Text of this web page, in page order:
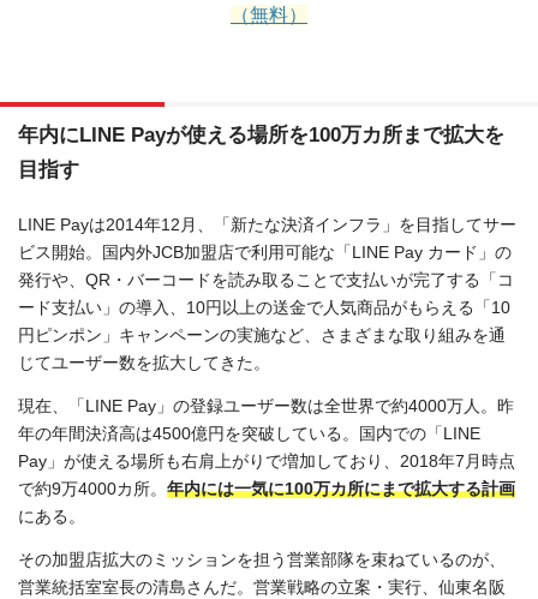
（無料）
年内にLINE Payが使える場所を100万カ所まで拡大を
目指す
LINE Payは2014年12月、「新たな決済インフラ」を目指してサー
ビス開始。国内外JCB加盟店で利用可能な「LINE Pay カード」の
発行や、QR・バーコードを読み取ることで支払いが完了する「コ
ード支払い」の導入、10円以上の送金で人気商品がもらえる「10
円ピンポン」キャンペーンの実施など、さまざまな取り組みを通
じてユーザー数を拡大してきた。
現在、「LINE Pay」の登録ユーザー数は全世界で約4000万人。昨
年の年間決済高は4500億円を突破している。国内での「LINE
Pay」が使える場所も右肩上がりで増加しており、2018年7月時点
で約9万4000カ所。 年内には一気に100万カ所にまで拡大する計画
にある。
その加盟店拡大のミッションを担う営業部隊を束ねているのが、
営業統括室室長の清島さんだ。営業戦略の立案・実行、仙東名阪